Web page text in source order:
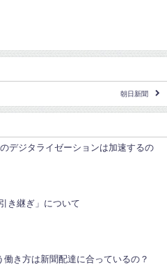
朝日新聞
のデジタライゼーションは加速するの
き継ぎ」について
働き方は新聞配達に合っているの？